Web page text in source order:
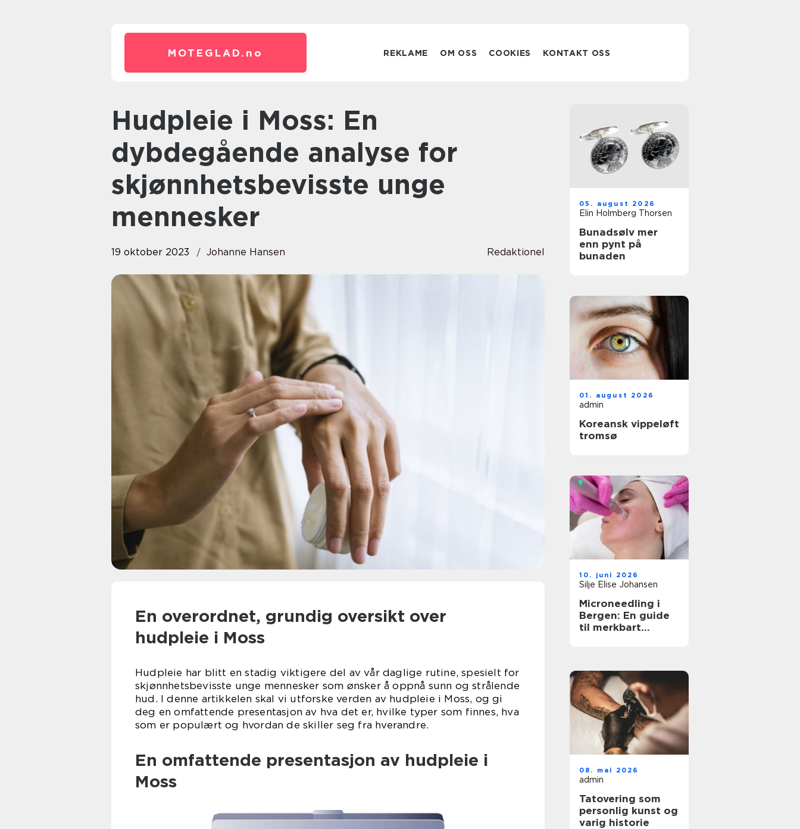
MOTEGLAD. no REKLAME OM OSS COOKIES KONTAKT OSS
Hudpleie i Moss: En
dybdegående analyse for
skjønnhetsbevisste unge
mennesker
19 oktober 2023 Johanne Hansen Redaktionel
En overordnet, grundig oversikt over
hudpleie i Moss
Hudpleie har blitt en stadig viktigere del av vår daglige rutine, spesielt for
skjønnhetsbevisste unge mennesker som ønsker å oppnå sunn og strålende
hud. I denne artikkelen skal vi utforske verden av hudpleie i Moss, og gi
deg en omfattende presentasjon av hva det er, hvilke typer som finnes, hva
som er populært og hvordan de skiller seg fra hverandre.
En omfattende presentasjon av hudpleie i
Moss
05. august 2026
Elin Holmberg Thorsen
Bunadsølv mer
enn pynt på
bunaden
01. august 2026
admin
Koreansk vippeløft
tromsø
10. juni 2026
Silje Elise Johansen
Microneedling i
Bergen: En guide
til merkbart
08. mai 2026
admin
Tatovering som
personlig kunst og
varig historie